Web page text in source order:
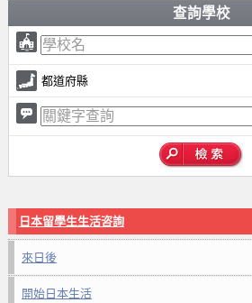
查詢學校
都道府縣
日本留學生生活咨詢
來日後
開始日本生活